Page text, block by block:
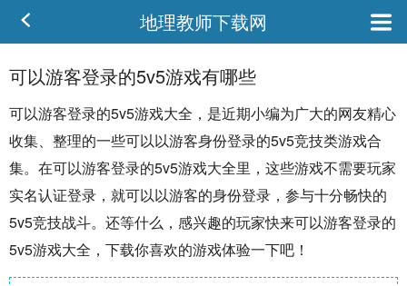
地理教师下载网
可以游客登录的5v5游戏有哪些
可以游客登录的5v5游戏大全，是近期小编为广大的网友精心
收集、 整理的一些可以以游客身份登录的5v5竞技类游戏合
集。在可以游客登录的5v5游戏大全里，这些游戏不需要玩家
实名认证登录，就可以以游客的身份登录，参与十分畅快的
5v5竞技战斗。还等什么，感兴趣的玩家快来可以游客登录的
5v5游戏大全，下载你喜欢的游戏体验一下吧！